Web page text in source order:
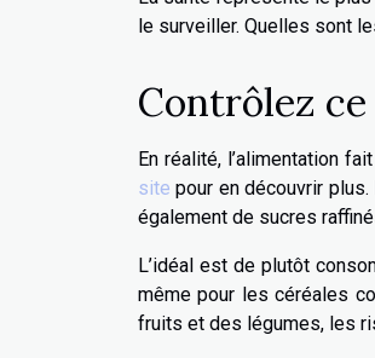
le surveiller. Quelles sont
Contrôlez
En réalité, l’alimentation
site pour en découvrir
également de sucres
L’idéal est de plutôt
même pour les céréales
fruits et des légumes, les